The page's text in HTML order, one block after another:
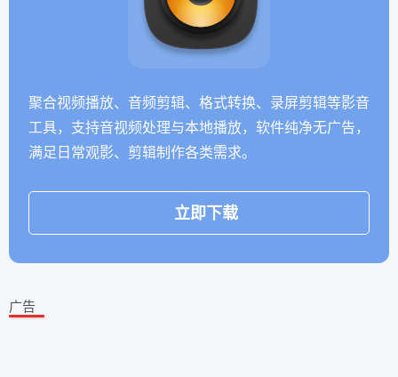
聚合视频播放、音频剪辑、格式转换、录屏剪辑等影音
工具，支持音视频处理与本地播放，软件纯净无广告，
满足日常观影、剪辑制作各类需求。
立即下载
广告